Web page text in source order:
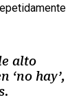
alto
‘no hay’,